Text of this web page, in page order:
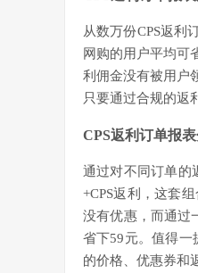
从数万份CPS返利
网购的用户平均可
利佣金没有被用户
只要通过合规的返
CPS返利订单报
通过对不同订单的
+CPS返利，这套
没有优惠，而通过
省下59元。值得一
的价格、优惠券和